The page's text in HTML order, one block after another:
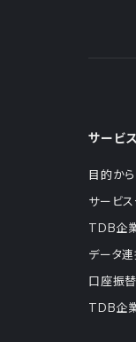
サービス
目的か
サービ
TDB企
データ
口座振
TDB企